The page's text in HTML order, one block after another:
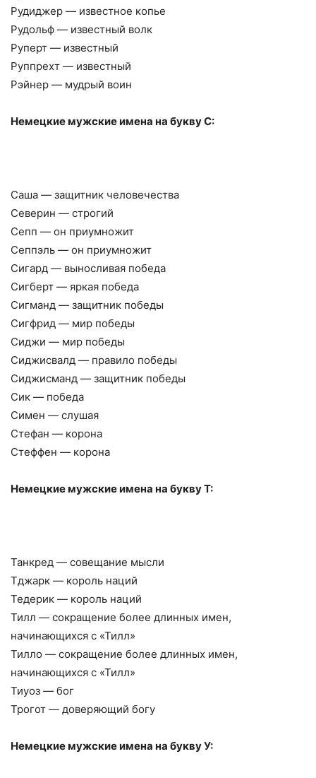
Рудиджер — известное копье
Рудольф — известный волк
Руперт — известный
Руппрехт — известный
Рэйнер — мудрый воин
Немецкие мужские имена на букву С:
Саша — защитник человечества
Северин — строгий
Сепп — он приумножит
Сеппэль — он приумножит
Сигард — выносливая победа
Сигберт — яркая победа
Сигманд — защитник победы
Сигфрид — мир победы
Сиджи — мир победы
Сиджисвалд — правило победы
Сиджисманд — защитник победы
Сик — победа
Симен — слушая
Стефан — корона
Стеффен — корона
Немецкие мужские имена на букву Т:
Танкред — совещание мысли
Тджарк — король наций
Тедерик — король наций
Тилл — сокращение более длинных имен,
начинающихся с «Тилл»
Тилло — сокращение более длинных имен,
начинающихся с «Тилл»
Тиуоз — бог
Трогот — доверяющий богу
Немецкие мужские имена на букву У: